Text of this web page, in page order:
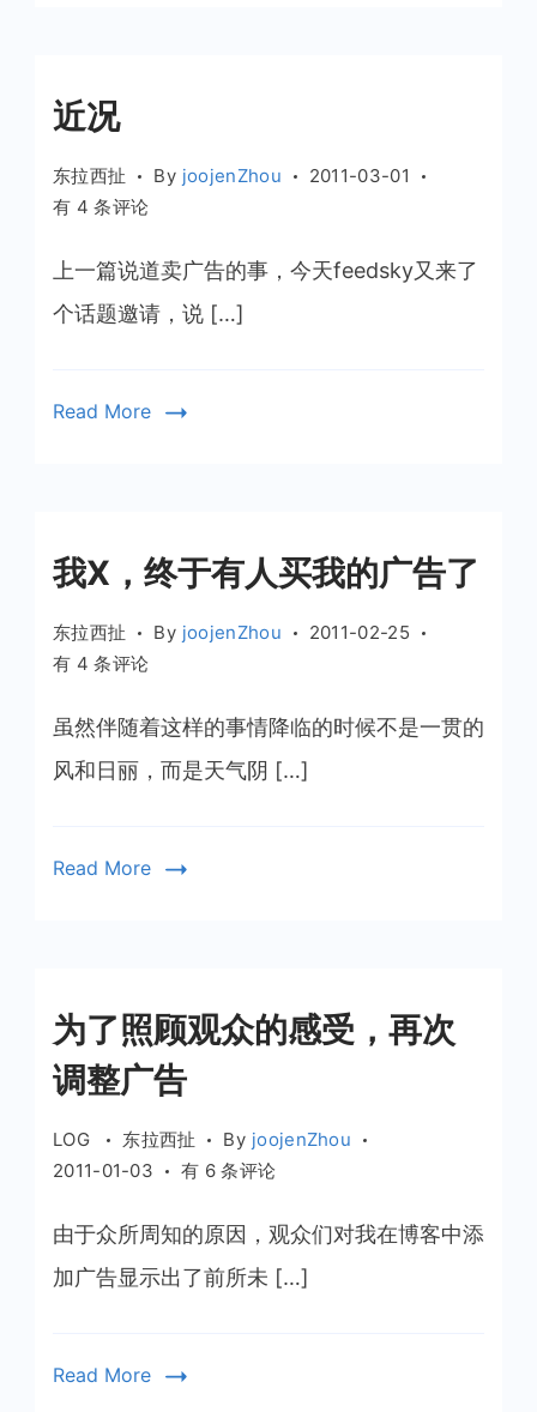
近况
东拉西扯 By joojenZhou
2011-03-01
近
有 4 条评论
上一篇说道卖广告的事，今天feedsky又来了
个话题邀请，说 […]
Read More
我X，终于有人买我的广告了
东拉西扯 By joojenZhou
2011-02-25
我
终
于
有
我
有 4 条评论
虽然伴随着这样的事情降临的时候不是一贯的
风和日丽，而是天气阴 […]
Read More
为了照顾观众的感受，再次
调整广告
LOG 东拉西扯 By joojenZhou
2011-01-03
为
照
顾
观
感
有 6 条评论
由于众所周知的原因，观众们对我在博客中添
加广告显示出了前所未 […]
Read More